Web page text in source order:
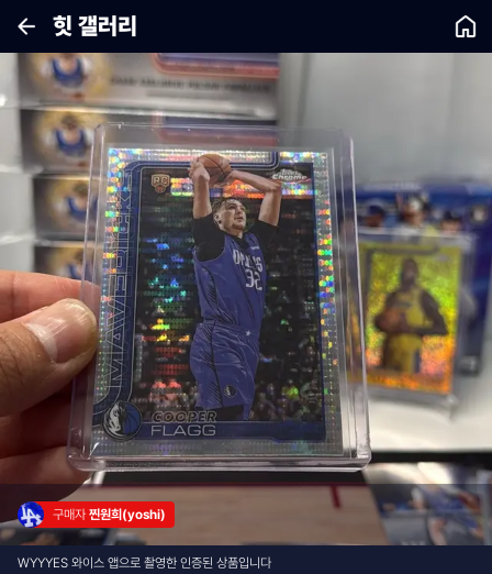
힛 갤러리
구매자 찐원희(yoshi)
WYYYES 와이스 앱으로 촬영한 인증된 상품입니다